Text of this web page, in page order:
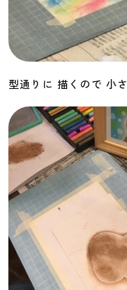
型通りに 描くので 小